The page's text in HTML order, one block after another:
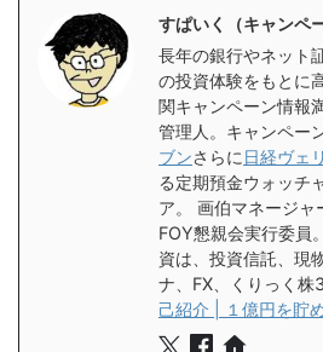
すぱいく（キャンペ
長年の銀行やネット
の投資体験をもとに
関キャンペーン情報
管理人。キャンペーン
ブンさらに 日経ヴェ
る定期預金ウォッチ
ア。 画伯マネージャ
FOY懇親会実行委員
資は、投資信託、現
ナ、FX、くりっく株
己紹介 | １億円を貯